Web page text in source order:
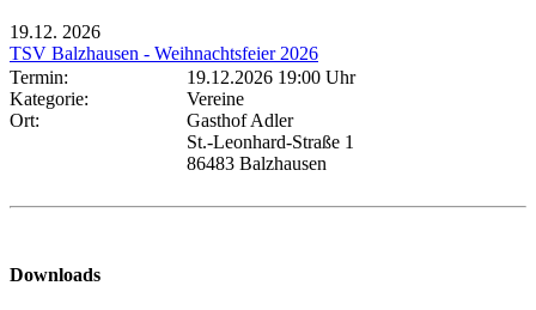
19.12. 2026
TSV Balzhausen - Weihnachtsfeier 2026
Termin:
19.12.2026 19:00 Uhr
Kategorie:
Vereine
Ort:
Gasthof Adler
St.-Leonhard-Straße 1
86483 Balzhausen
Downloads